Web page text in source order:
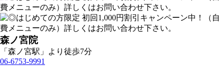
森ノ宮院
「森ノ宮駅」より徒歩7分
06-6753-9991